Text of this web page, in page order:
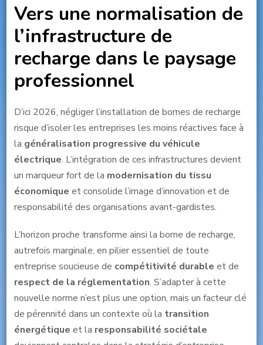
Vers une normalisation de
l’infrastructure de
recharge dans le paysage
professionnel
D’ici 2026, négliger l’installation de bornes de recharge
risque d’isoler les entreprises les moins réactives face à
la généralisation progressive du véhicule
électrique. L’intégration de ces infrastructures devient
un marqueur fort de la modernisation du tissu
économique et consolide l’image d’innovation et de
responsabilité des organisations avant-gardistes.
L’horizon proche transforme ainsi la borne de recharge,
autrefois marginale, en pilier essentiel de toute
entreprise soucieuse de compétitivité durable et de
respect de la réglementation. S’adapter à cette
nouvelle norme n’est plus une option, mais un facteur clé
de pérennité dans un contexte où la transition
énergétique et la responsabilité sociétale